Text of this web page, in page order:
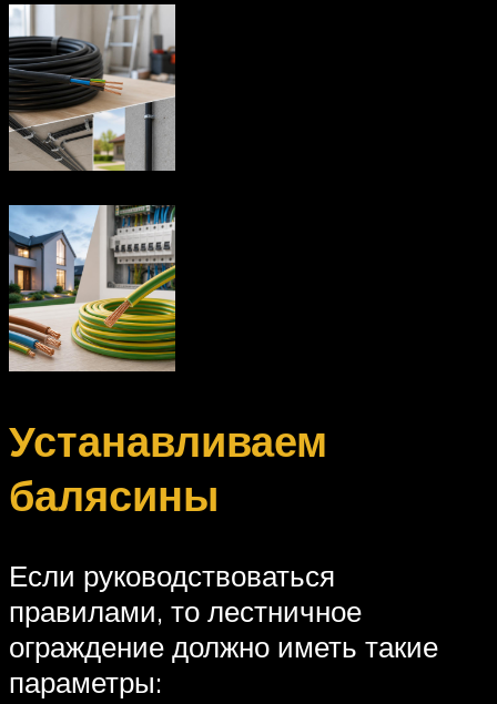
Устанавливаем
балясины
Если руководствоваться
правилами, то лестничное
ограждение должно иметь такие
параметры: